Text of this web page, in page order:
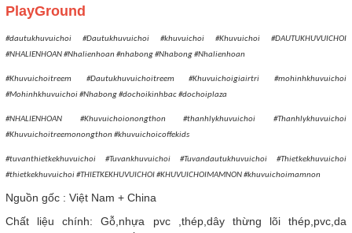
PlayGround
#dautukhuvuichoi #Dautukhuvuichoi #khuvuichoi #Khuvuichoi #DAUTUKHUVUICHOI
#NHALIENHOAN #Nhalienhoan #nhabong #Nhabong #Nhalienhoan
#Khuvuichoitreem #Dautukhuvuichoitreem #Khuvuichoigiairtri #mohinhkhuvuichoi
#Mohinhkhuvuichoi #Nhabong #dochoikinhbac #dochoiplaza
#NHALIENHOAN #Khuvuichoionongthon #thanhlykhuvuichoi #Thanhlykhuvuichoi
#Khuvuichoitreemonongthon #khuvuichoicoffekids
#tuvanthietkekhuvuichoi #Tuvankhuvuichoi #Tuvandautukhuvuichoi #Thietkekhuvuichoi
#thietkekhuvuichoi #THIETKEKHUVUICHOI #KHUVUICHOIMAMNON #khuvuichoimamnon
Nguồn gốc : Việt Nam + China
Chất liệu chính: Gỗ,nhựa pvc ,thép,dây thừng lõi thép,pvc,da